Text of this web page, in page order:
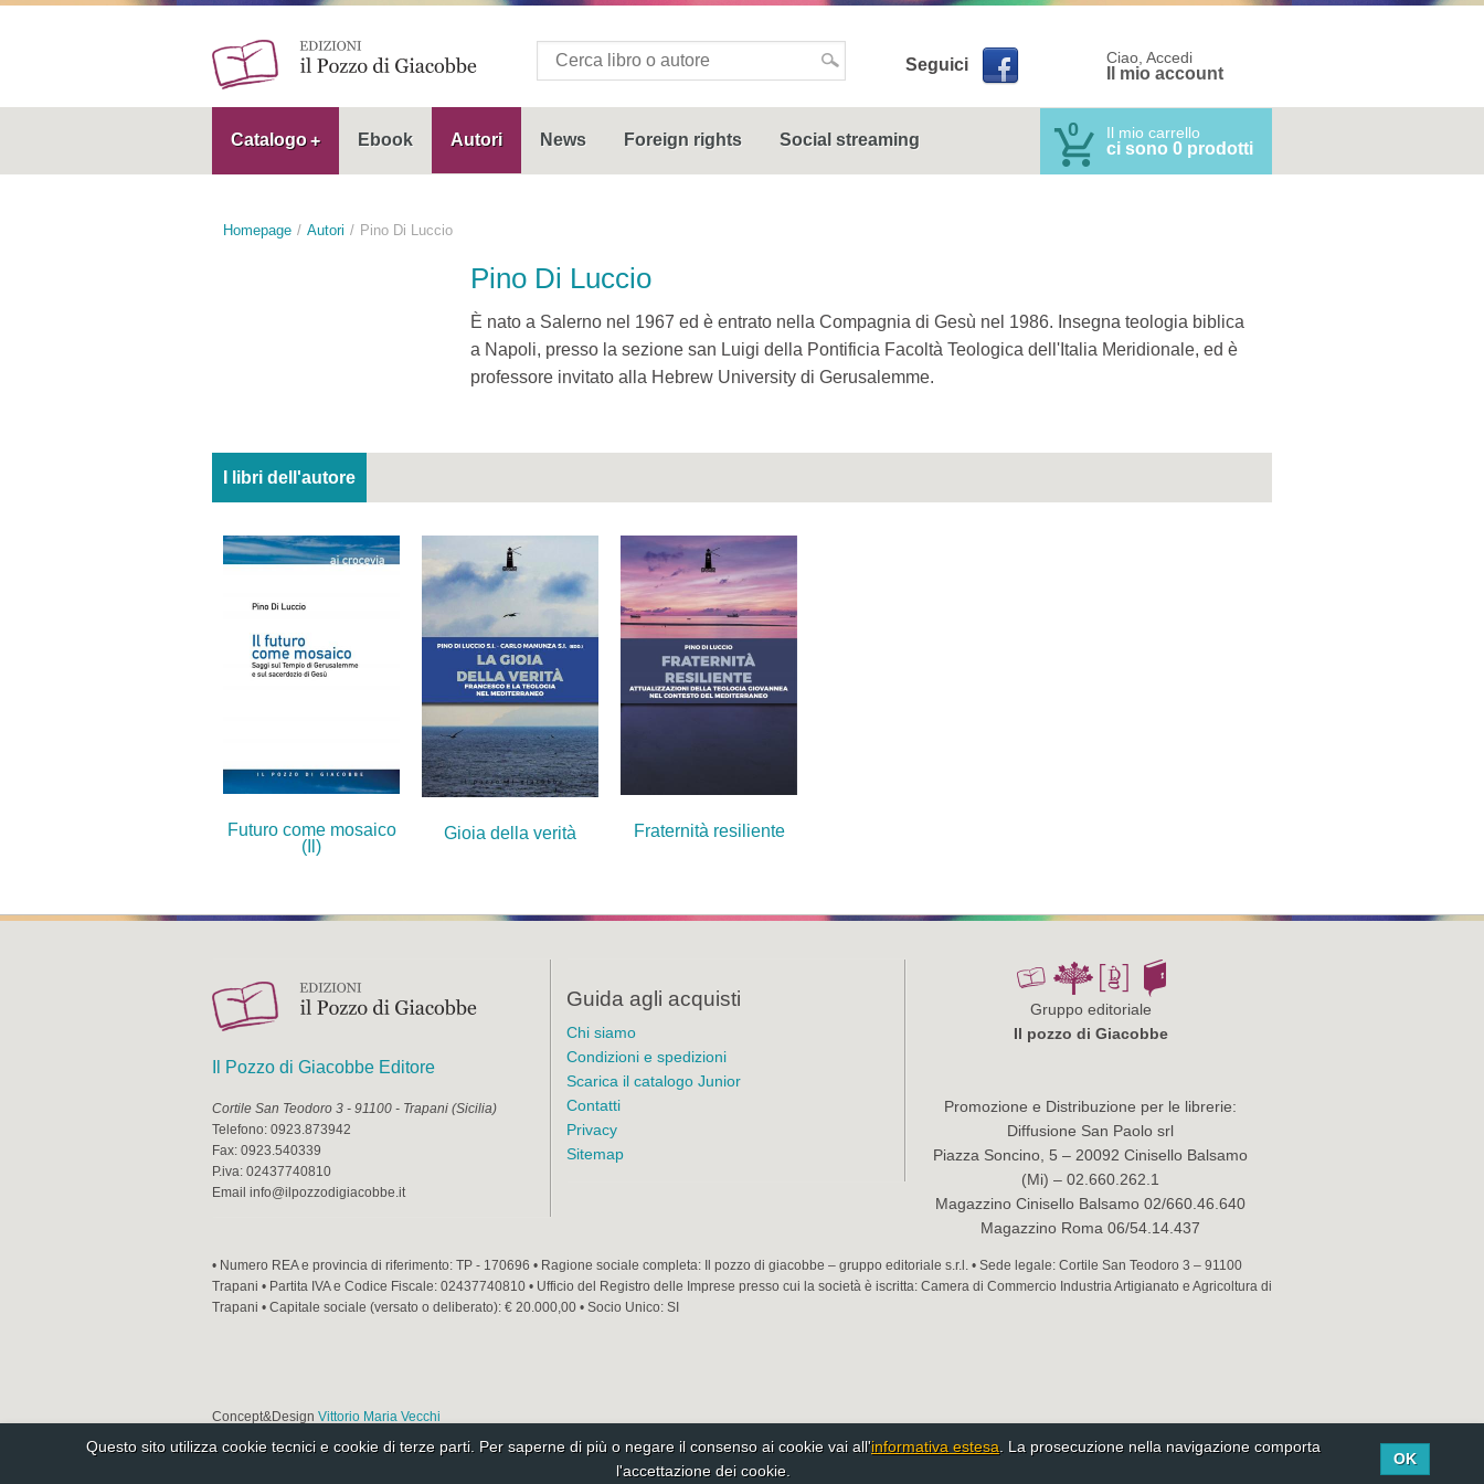
Seguici Ciao, Accedi
Il mio account
Catalogo Ebook Autori News Foreign rights Social streaming 0 Il mio carrello
ci sono 0 prodotti
Homepage Autori Pino Di Luccio
Pino Di Luccio
È nato a Salerno nel 1967 ed è entrato nella Compagnia di Gesù nel 1986. Insegna teologia biblica
a Napoli, presso la sezione san Luigi della Pontificia Facoltà Teologica dell'Italia Meridionale, ed è
professore invitato alla Hebrew University di Gerusalemme.
I libri dell'autore
Futuro come mosaico
(Il)
Gioia della verità Fraternità resiliente
Il Pozzo di Giacobbe Editore
Cortile San Teodoro 3 - 91100 - Trapani (Sicilia)
Telefono: 0923.873942
Fax: 0923.540339
P.iva: 02437740810
Email info@ilpozzodigiacobbe.it
Guida agli acquisti
Chi siamo
Condizioni e spedizioni
Scarica il catalogo Junior
Contatti
Privacy
Sitemap
Gruppo editoriale
Il pozzo di Giacobbe
Promozione e Distribuzione per le librerie:
Diffusione San Paolo srl
Piazza Soncino, 5 – 20092 Cinisello Balsamo
(Mi) – 02.660.262.1
Magazzino Cinisello Balsamo 02/660.46.640
Magazzino Roma 06/54.14.437
• Numero REA e provincia di riferimento: TP - 170696 • Ragione sociale completa: Il pozzo di giacobbe – gruppo editoriale s.r.l. • Sede legale: Cortile San Teodoro 3 – 91100
Trapani • Partita IVA e Codice Fiscale: 02437740810 • Ufficio del Registro delle Imprese presso cui la società è iscritta: Camera di Commercio Industria Artigianato e Agricoltura di
Trapani • Capitale sociale (versato o deliberato): € 20.000,00 • Socio Unico: SI
Concept&Design Vittorio Maria Vecchi
Questo sito utilizza cookie tecnici e cookie di terze parti. Per saperne di più o negare il consenso ai cookie vai all'informativa estesa. La prosecuzione nella navigazione comporta
l'accettazione dei cookie.
OK